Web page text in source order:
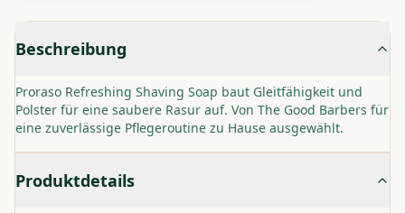
Beschreibung
Proraso Refreshing Shaving Soap baut Gleitfähigkeit und
Polster für eine saubere Rasur auf. Von The Good Barbers für
eine zuverlässige Pflegeroutine zu Hause ausgewählt.
Produktdetails